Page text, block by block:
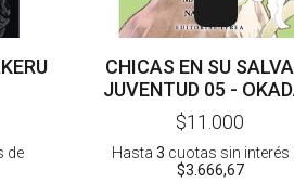
de
CHICAS EN SU
JUVENTUD 05 -
EMOTO
$11.000
Hasta 3 cuotas sin interés
$3.666,67